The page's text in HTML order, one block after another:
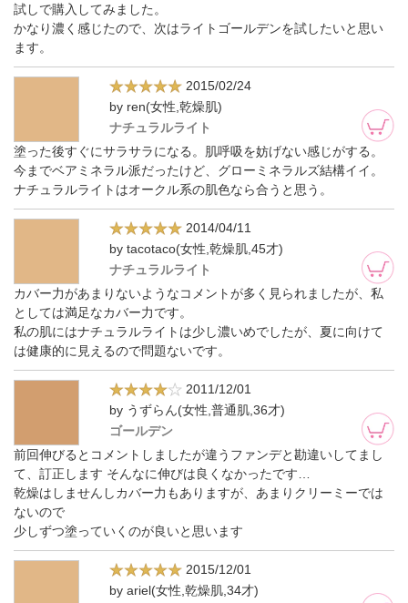
試しで購入してみました。
かなり濃く感じたので、次はライトゴールデンを試したいと思い
ます。
2015/02/24
by ren(女性,乾燥肌)
ナチュラルライト
塗った後すぐにサラサラになる。肌呼吸を妨げない感じがする。
今までベアミネラル派だったけど、グローミネラルズ結構イイ。
ナチュラルライトはオークル系の肌色なら合うと思う。
2014/04/11
by tacotaco(女性,乾燥肌,45才)
ナチュラルライト
カバー力があまりないようなコメントが多く見られましたが、私
としては満足なカバー力です。
私の肌にはナチュラルライトは少し濃いめでしたが、夏に向けて
は健康的に見えるので問題ないです。
2011/12/01
by うずらん(女性,普通肌,36才)
ゴールデン
前回伸びるとコメントしましたが違うファンデと勘違いしてまし
て、訂正します そんなに伸びは良くなかったです…
乾燥はしませんしカバー力もありますが、あまりクリーミーでは
ないので
少しずつ塗っていくのが良いと思います
2015/12/01
by ariel(女性,乾燥肌,34才)